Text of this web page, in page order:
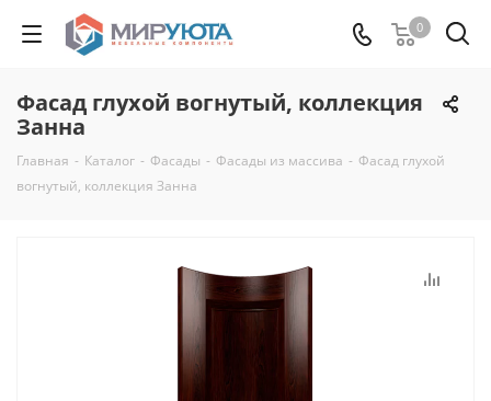
0
Фасад глухой вогнутый, коллекция
Занна
Главная - Каталог - Фасады - Фасады из массива - Фасад глухой
вогнутый, коллекция Занна